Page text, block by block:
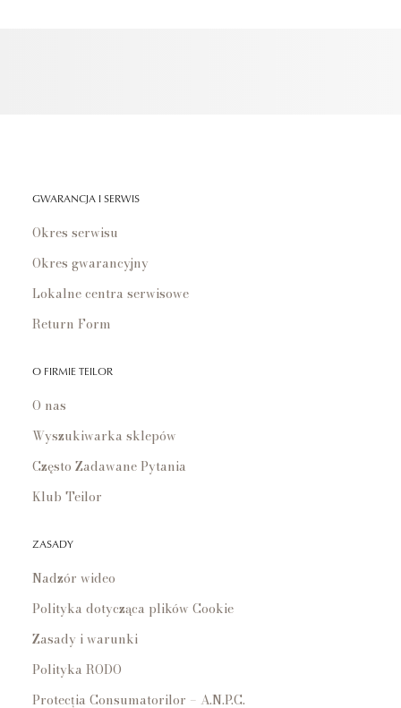
GWARANCJA I SERWIS
Okres serwisu
Okres gwarancyjny
Lokalne centra serwisowe
Return Form
O FIRMIE TEILOR
O nas
Wyszukiwarka sklepów
Często Zadawane Pytania
Klub Teilor
ZASADY
Nadzór wideo
Polityka dotycząca plików Cookie
Zasady i warunki
Polityka RODO
Protecția Consumatorilor – A.N.P.C.